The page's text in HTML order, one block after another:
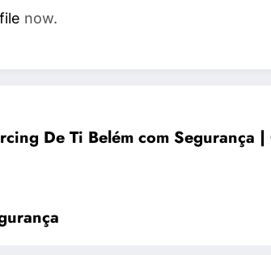
now.
De Ti Belém com